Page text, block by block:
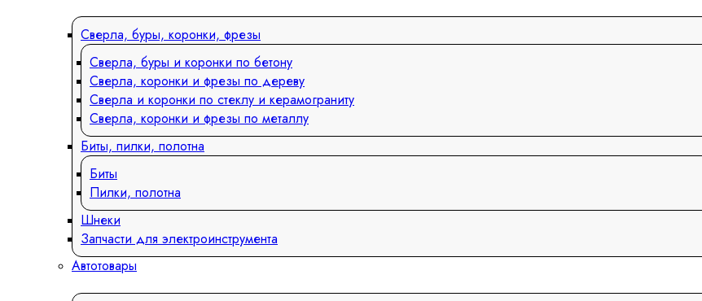
Сверла, буры, коронки, фрезы
Сверла, буры и коронки по бетону
Сверла, коронки и фрезы по дереву
Сверла и коронки по стеклу и керамограниту
Сверла, коронки и фрезы по металлу
Биты, пилки, полотна
Биты
Пилки, полотна
Шнеки
Запчасти для электроинструмента
Автотовары